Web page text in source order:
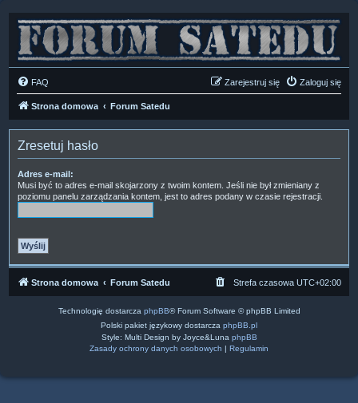
FAQ Zaloguj się
Zarejestruj się
Strona domowa Forum Satedu
Zresetuj hasło
Adres e-mail:
Musi być to adres e-mail skojarzony z twoim kontem. Jeśli nie był zmieniany z
poziomu panelu zarządzania kontem, jest to adres podany w czasie rejestracji.
Strona domowa Forum Satedu Strefa czasowa UTC+02:00
Technologię dostarcza phpBB® Forum Software © phpBB Limited
Polski pakiet językowy dostarcza phpBB.pl
Style: Multi Design by Joyce&Luna phpBB
Zasady ochrony danych osobowych | Regulamin